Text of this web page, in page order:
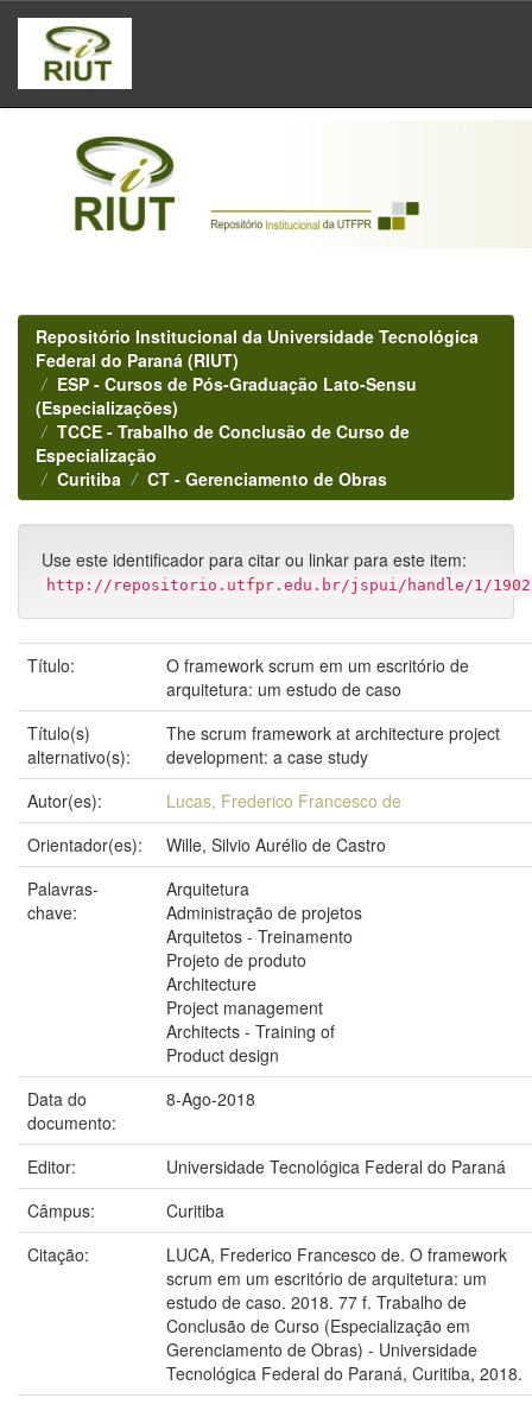
Skip
navigation
Repositório Institucional da Universidade Tecnológica
Federal do Paraná (RIUT)
ESP - Cursos de Pós-Graduação Lato-Sensu
(Especializações)
TCCE - Trabalho de Conclusão de Curso de
Especialização
Curitiba
CT - Gerenciamento de Obras
Use este identificador para citar ou linkar para este item:
http://repositorio.utfpr.edu.br/jspui/handle/1/
Título:
O framework scrum em um escritório de
arquitetura: um estudo de caso
Título(s)
alternativo(s):
The scrum framework at architecture project
development: a case study
Autor(es):
Lucas, Frederico Francesco de
Orientador(es):
Wille, Silvio Aurélio de Castro
Palavras-
chave:
Arquitetura
Administração de projetos
Arquitetos - Treinamento
Projeto de produto
Architecture
Project management
Architects - Training of
Product design
Data do
documento:
8-Ago-2018
Editor:
Universidade Tecnológica Federal do Paraná
Câmpus:
Curitiba
Citação:
LUCA, Frederico Francesco de. O framework
scrum em um escritório de arquitetura: um
estudo de caso. 2018. 77 f. Trabalho de
Conclusão de Curso (Especialização em
Gerenciamento de Obras) - Universidade
Tecnológica Federal do Paraná, Curitiba, 2018.